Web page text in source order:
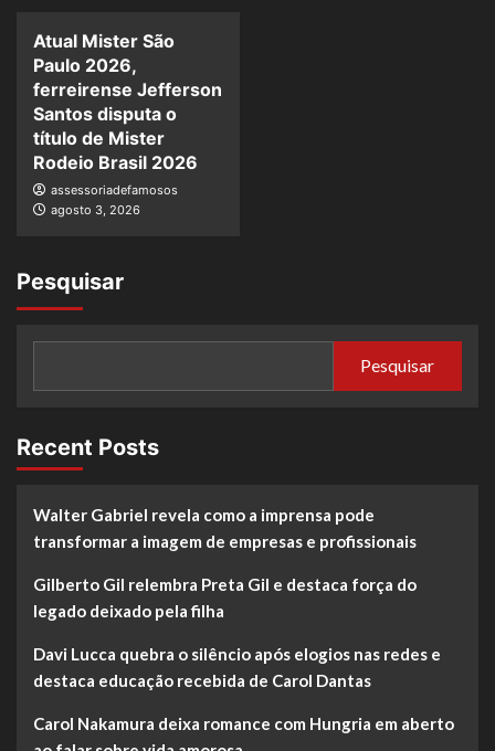
Atual Mister São
Paulo 2026,
ferreirense Jefferson
Santos disputa o
título de Mister
Rodeio Brasil 2026
assessoriadefamosos
agosto 3, 2026
Pesquisar
Pesquisar
Recent Posts
Walter Gabriel revela como a imprensa pode
transformar a imagem de empresas e profissionais
Gilberto Gil relembra Preta Gil e destaca força do
legado deixado pela filha
Davi Lucca quebra o silêncio após elogios nas redes e
destaca educação recebida de Carol Dantas
Carol Nakamura deixa romance com Hungria em aberto